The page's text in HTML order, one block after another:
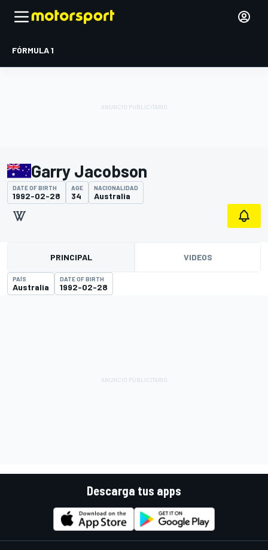
FÓRMULA 1
Garry Jacobson
DATE OF BIRTH
1992-02-28
AGE
34
NACIONALIDAD
Australia
PRINCIPAL VIDEOS
PAÍS
Australia
DATE OF BIRTH
1992-02-28
Descarga tus apps